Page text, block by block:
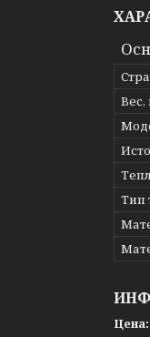
Вес,
Тип
Цена: